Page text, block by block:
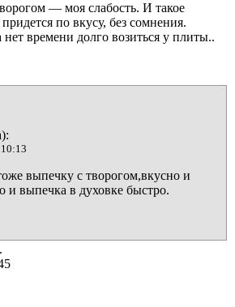
— моя слабость. И такое
по вкусу, без сомнения.
нет времени долго возиться у плиты..
выпечку с творогом,вкусно и
и выпечка в духовке быстро.